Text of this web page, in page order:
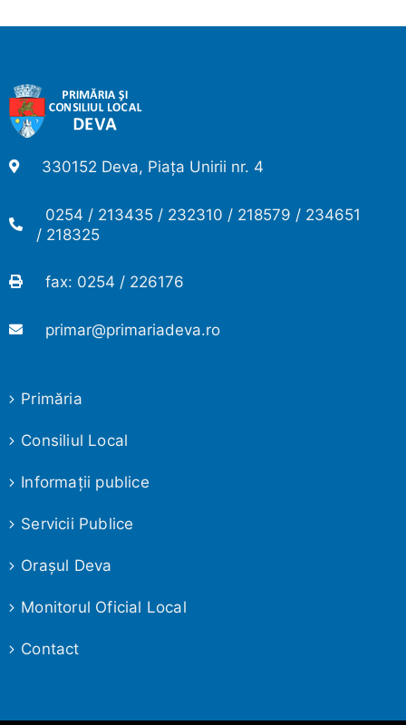
330152 Deva, Piața Unirii nr. 4
0254 / 213435 / 232310 / 218579 / 234651
/ 218325
fax: 0254 / 226176
primar@primariadeva.ro
Primăria
Consiliul Local
Informaţii publice
Servicii Publice
Oraşul Deva
Monitorul Oficial Local
Contact